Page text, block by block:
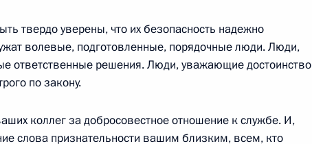
Армении Робертом Кочаряном
Сочи, Бочаров Ручей
твердо уверены, что их безопасность надежно
волевые, подготовленные, порядочные люди. Люди,
ответственные решения. Люди, уважающие достоинство
по закону.
коллег за добросовестное отношение к службе. И,
слова признательности вашим близким, всем, кто